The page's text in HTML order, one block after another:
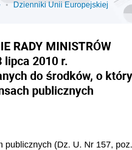
Dzienniki Unii Europejskiej
RADY MINISTRÓW
lipca 2010 r.
do środków, o
publicznych
(Dz. U. Nr 157,